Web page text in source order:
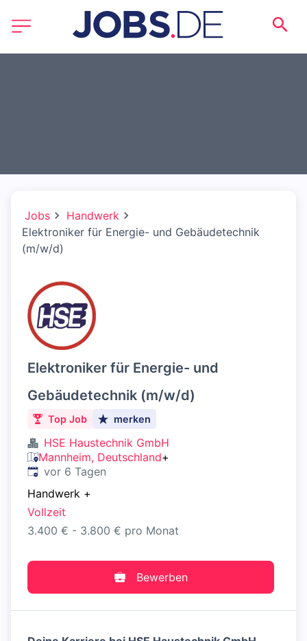
Jobs
Handwerk
Elektroniker für Energie- und Gebäudetechnik
(m/w/d)
Elektroniker für Energie- und
Gebäudetechnik (m/w/d)
Top Job merken
HSE Haustechnik GmbH
Mannheim, Deutschland+
Veröffentlicht:
vor 6 Tagen
Handwerk +
Vollzeit
3.400 € - 3.800 € pro Monat
Bewerben